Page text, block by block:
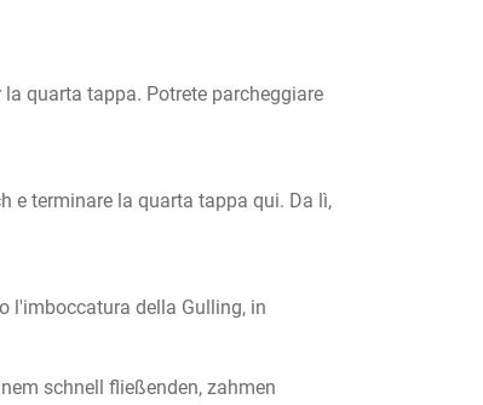
quarta tappa. Potrete parcheggiare
e terminare la quarta tappa qui. Da lì,
l'imboccatura della Gulling, in
schnell fließenden, zahmen